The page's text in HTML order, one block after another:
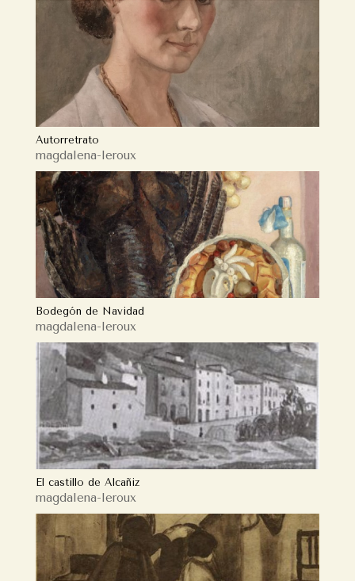
Autorretrato
magdalena-leroux
Bodegón de Navidad
magdalena-leroux
El castillo de Alcañiz
magdalena-leroux